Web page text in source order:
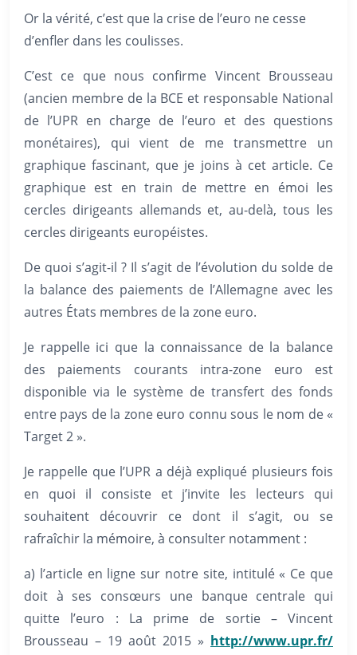
Or la vérité, c’est que la crise de l’euro ne cesse
d’enfler dans les coulisses.
C’est ce que nous confirme Vincent Brousseau
(ancien membre de la BCE et responsable National
de l’UPR en charge de l’euro et des questions
monétaires), qui vient de me transmettre un
graphique fascinant, que je joins à cet article. Ce
graphique est en train de mettre en émoi les
cercles dirigeants allemands et, au-delà, tous les
cercles dirigeants européistes.
De quoi s’agit-il ? Il s’agit de l’évolution du solde de
la balance des paiements de l’Allemagne avec les
autres États membres de la zone euro.
Je rappelle ici que la connaissance de la balance
des paiements courants intra-zone euro est
disponible via le système de transfert des fonds
entre pays de la zone euro connu sous le nom de «
Target 2 ».
Je rappelle que l’UPR a déjà expliqué plusieurs fois
en quoi il consiste et j’invite les lecteurs qui
souhaitent découvrir ce dont il s’agit, ou se
rafraîchir la mémoire, à consulter notamment :
a) l’article en ligne sur notre site, intitulé « Ce que
doit à ses consœurs une banque centrale qui
quitte l’euro : La prime de sortie – Vincent
Brousseau – 19 août 2015 » http://www.upr.fr/